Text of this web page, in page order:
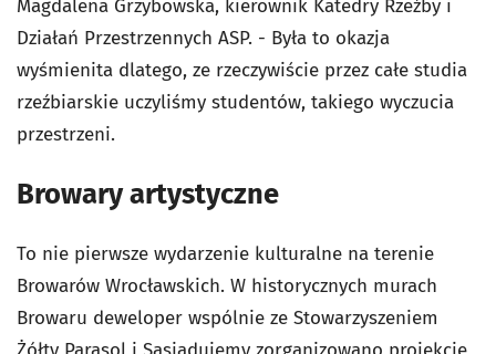
Magdalena Grzybowska, kierownik Katedry Rzeźby i
Działań Przestrzennych ASP. - Była to okazja
wyśmienita dlatego, ze rzeczywiście przez całe studia
rzeźbiarskie uczyliśmy studentów, takiego wyczucia
przestrzeni.
Browary artystyczne
To nie pierwsze wydarzenie kulturalne na terenie
Browarów Wrocławskich. W historycznych murach
Browaru deweloper wspólnie ze Stowarzyszeniem